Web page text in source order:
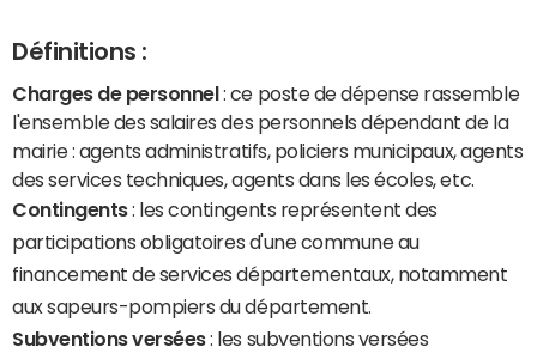
Définitions :
Charges de personnel : ce poste de dépense rassemble
l'ensemble des salaires des personnels dépendant de la
mairie : agents administratifs, policiers municipaux, agents
des services techniques, agents dans les écoles, etc.
Contingents: les contingents représentent des
participations obligatoires d'une commune au
financement de services départementaux, notamment
aux sapeurs-pompiers du département.
Subventions versées: les subventions versées